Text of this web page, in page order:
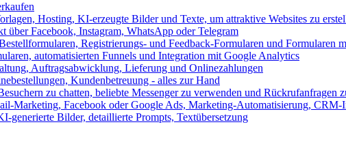
Hosting, KI-erzeugte Bilder und Texte, um attraktive Websites zu
über Facebook, Instagram, WhatsApp oder Telegram
Registrierungs- und Feedback-Formularen und Formularen
automatisierten Funnels und Integration mit Google Analytics
Auftragsabwicklung, Lieferung und Onlinezahlungen
Kundenbetreuung - alles zur Hand
zu chatten, beliebte Messenger zu verwenden und Rückrufanfragen
Marketing, Facebook oder Google Ads, Marketing-Automatisierung, CRM-
generierte Bilder, detaillierte Prompts, Textübersetzung